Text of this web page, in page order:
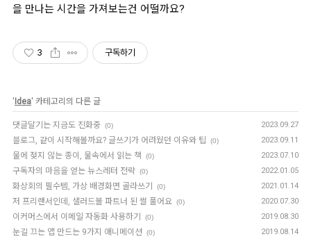
을 만나는 시간을 가져보는건 어떨까요?
3 구독하기
' Idea' 카테고리의 다른 글
댓글달기는 지금도 진화중 (0) 2023.09.27
블로그, 같이 시작해볼까요? 글쓰기가 어려웠던 이유와 팁 (0) 2023.09.11
물에 젖지 않는 종이, 물속에서 읽는 책 (0) 2023.07.10
구독자의 마음을 얻는 뉴스레터 전략 (0) 2022.01.05
화상회의 필수템, 가상 배경화면 골라쓰기 (0) 2021.01.14
저 프리랜서인데, 샐러드볼 파트너 된 썰 풀어요 (0) 2020.07.30
이커머스에서 이메일 자동화 사용하기 (0) 2019.08.30
눈길 끄는 앱 만드는 9가지 애니메이션 (0) 2019.08.14